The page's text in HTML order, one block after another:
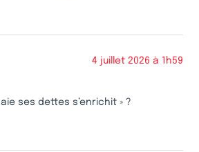
4 juillet 2026 à 1h59
ses dettes s’enrichit » ?